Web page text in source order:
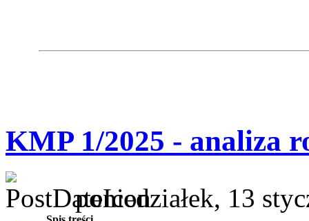
KMP 1/2025 - analiza
poniedziałek, 13